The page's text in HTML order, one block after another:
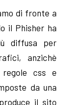
di fronte a
il Phisher ha
diffusa per
anzichè
regole css e
da una
il sito